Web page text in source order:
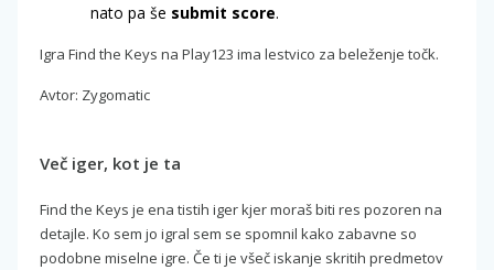
nato pa še submit score.
Igra Find the Keys na Play123 ima lestvico za beleženje točk.
Avtor: Zygomatic
Več iger, kot je ta
Find the Keys je ena tistih iger kjer moraš biti res pozoren na
detajle. Ko sem jo igral sem se spomnil kako zabavne so
podobne miselne igre. Če ti je všeč iskanje skritih predmetov